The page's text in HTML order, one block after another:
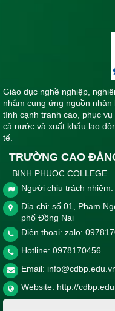
Giáo dục nghề nghiệp,
nhằm cung ứng nguồn
tính cạnh tranh cao, phục
cả nước và xuất khẩu lao
tế.
TRƯỜNG CAO
BINH PHUOC COLLEGE
Người chịu trách nhiệm:
Địa chỉ: số 01, Phạm
phố Đồng Nai
Điện thoại: zalo:
Hotline: 0978170456
Email:
Website: http://